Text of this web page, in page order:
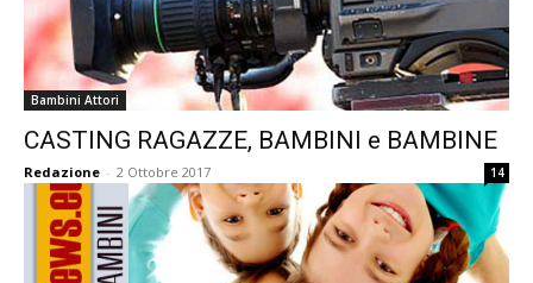
Bambini Attori
CASTING RAGAZZE, BAMBINI e BAMBINE
Redazione - 2 Ottobre 2017 14